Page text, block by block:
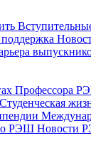
Профессора
Студенческая
о РЭШ Новости